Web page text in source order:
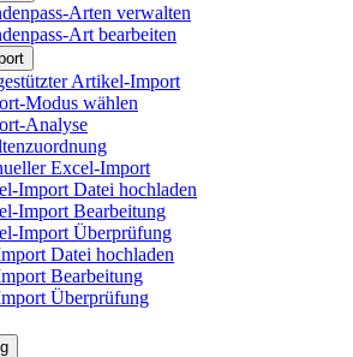
Arten verwalten
Art bearbeiten
Artikel-Import
Modus wählen
Analyse
Excel-Import
Import Datei hochladen
Import Bearbeitung
Import Überprüfung
Datei hochladen
Bearbeitung
Überprüfung